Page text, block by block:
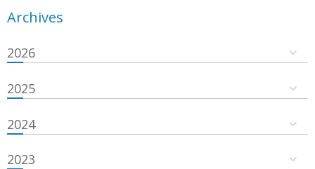
Archives
2026
2025
2024
2023